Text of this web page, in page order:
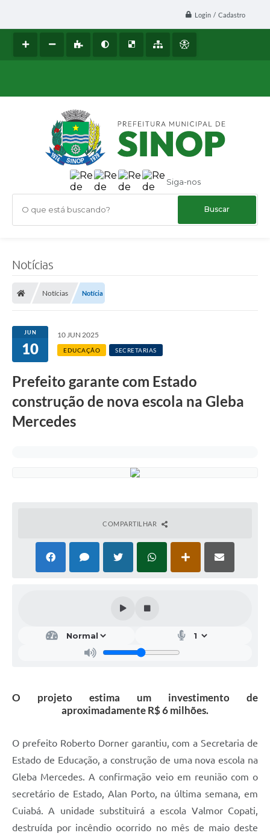
Login / Cadastro
Siga-nos
O que está buscando?
Notícias
Notícias Notícia
JUN
10
10 JUN 2025
EDUCAÇÃO SECRETARIAS
Prefeito garante com Estado
construção de nova escola na Gleba
Mercedes
COMPARTILHAR
O projeto estima um investimento de
aproximadamente R$ 6 milhões.
O prefeito Roberto Dorner garantiu, com a Secretaria de
Estado de Educação, a construção de uma nova escola na
Gleba Mercedes. A confirmação veio em reunião com o
secretário de Estado, Alan Porto, na última semana, em
Cuiabá. A unidade substituirá a escola Valmor Copati,
destruída por incêndio ocorrido no mês de maio deste